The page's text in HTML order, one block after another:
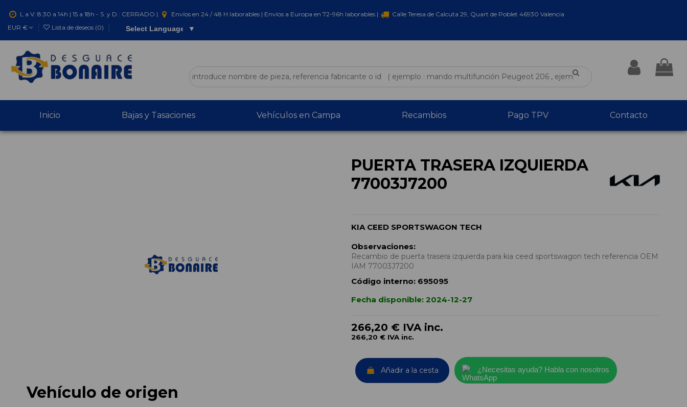
L a V: 8:30 a 14h | 15 a 18h - S. y D.: CERRADO | Envíos en 24 / 48 H laborables | Envíos a Europa en 72-96h laborables |
Calle Teresa de Calcuta 29, Quart de Poblet 46930 Valencia
EUR €
Lista de deseos (0) Select Language ▼
Inicio Bajas y Tasaciones Vehículos en Campa Recambios Pago TPV Contacto
Vehículo de origen
PUERTA TRASERA IZQUIERDA
77003J7200
KIA CEED SPORTSWAGON TECH
Observaciones:
Recambio de puerta trasera izquierda para kia ceed sportswagon tech referencia OEM
IAM 77003J7200
Código interno: 695095
Fecha disponible: 2024-12-27
266,20 € IVA inc.
266,20 € IVA inc.
Añadir a la cesta ¿Necesitas ayuda? Habla con nosotros